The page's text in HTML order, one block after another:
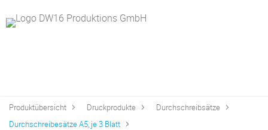
Produktübersicht Druckprodukte
Durchschreibsätze
Durchschreibesätze A5, je 3 Blatt